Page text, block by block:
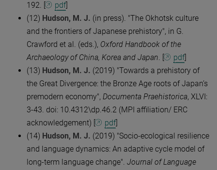
192. [
pdf]​
(12) Hudson, M. J. (in press). "The Okhotsk culture
and the frontiers of Japanese prehistory", in G.
Crawford et al. (eds.), Oxford Handbook of the
Archaeology of China, Korea and Japan. [ pdf]
(13) Hudson, M. J. (2019) "Towards a prehistory of
the Great Divergence: the Bronze Age roots of Japan’s
premodern economy", Documenta Praehistorica, XLVI:
3-43. doi: 10.4312\dp.46.2 (MPI affiliation/ ERC
acknowledgement) [
pdf]
(14) Hudson, M. J. (2019) "Socio-ecological resilience
and language dynamics: An adaptive cycle model of
long-term language change". Journal of Language